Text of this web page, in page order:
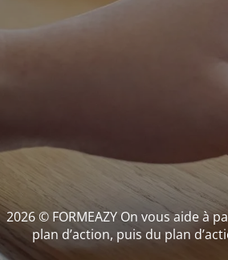
2026 © FORMEAZY On vous aide à
plan d’action, puis du plan